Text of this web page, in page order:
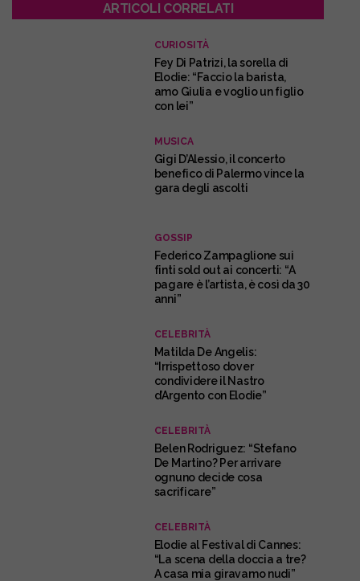
ARTICOLI CORRELATI
CURIOSITÀ
Fey Di Patrizi, la sorella di
Elodie: “Faccio la barista,
amo Giulia e voglio un figlio
con lei”
MUSICA
Gigi D’Alessio, il concerto
benefico di Palermo vince la
gara degli ascolti
GOSSIP
Federico Zampaglione sui
finti sold out ai concerti: “A
pagare è l’artista, è così da 30
anni”
CELEBRITÀ
Matilda De Angelis:
“Irrispettoso dover
condividere il Nastro
d’Argento con Elodie”
CELEBRITÀ
Belen Rodriguez: “Stefano
De Martino? Per arrivare
ognuno decide cosa
sacrificare”
CELEBRITÀ
Elodie al Festival di Cannes:
“La scena della doccia a tre?
A casa mia giravamo nudi”